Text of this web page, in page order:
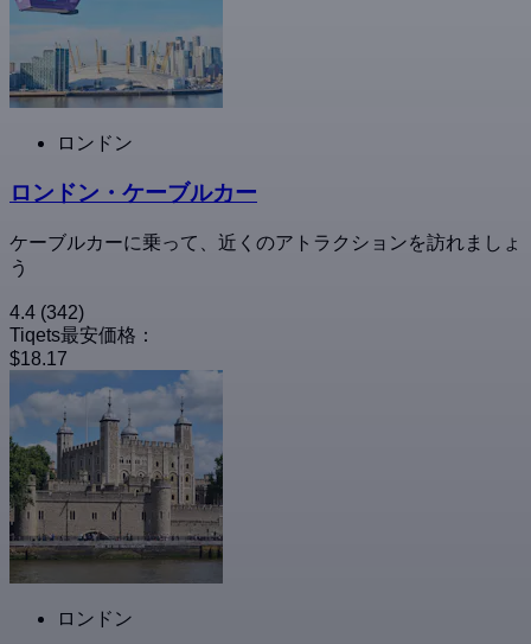
ロンドン
ロンドン・ケーブルカー
ケーブルカーに乗って、近くのアトラクションを訪れましょ
う
4.4 (342)
Tiqets最安価格：
$18.17
ロンドン